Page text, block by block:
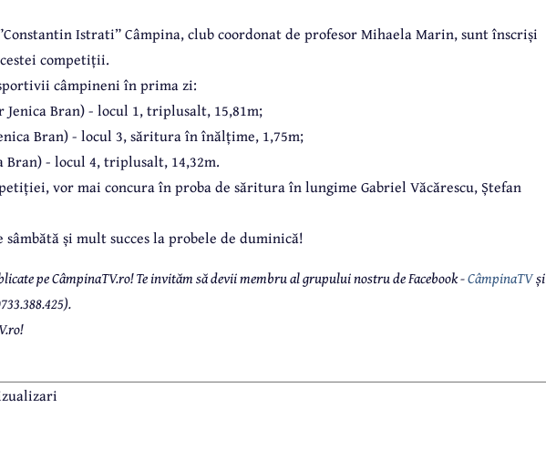
Istrati” Câmpina, club coordonat de profesor Mihaela Marin, sunt înscriși
competiții.
câmpineni în prima zi:
Bran) - locul 1, triplusalt, 15,81m;
Bran) - locul 3, săritura în înălțime, 1,75m;
Bran) - locul 4, triplusalt, 14,32m.
vor mai concura în proba de săritura în lungime Gabriel Văcărescu, Ștefan
și mult succes la probele de duminică!
pe CâmpinaTV.ro! Te invităm să devii membru al grupului nostru de Facebook -CâmpinaTVși